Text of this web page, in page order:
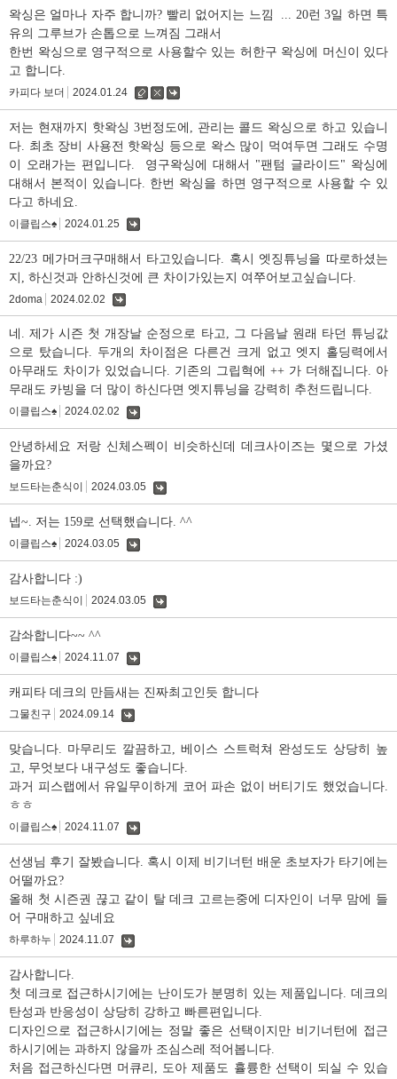
왁싱은 얼마나 자주 합니까? 빨리 없어지는 느낌 ... 20런 3일 하면 특
유의 그루브가 손톱으로 느껴짐 그래서
한번 왁싱으로 영구적으로 사용할수 있는 허한구 왁싱에 머신이 있다
고 합니다.
카피다 보더 2024.01.24
수
삭
저는 현재까지 핫왁싱 3번정도에, 관리는 콜드 왁싱으로 하고 있습니
다. 최초 장비 사용전 핫왁싱 등으로 왁스 많이 먹여두면 그래도 수명
이 오래가는 편입니다. 영구왁싱에 대해서 "팬텀 글라이드" 왁싱에
대해서 본적이 있습니다. 한번 왁싱을 하면 영구적으로 사용할 수 있
다고 하네요.
이클립스♠ 2024.01.25
22/23 메가머크구매해서 타고있습니다. 혹시 엣징튜닝을 따로하셨는
지, 하신것과 안하신것에 큰 차이가있는지 여쭈어보고싶습니다.
2doma 2024.02.02
글
네. 제가 시즌 첫 개장날 순정으로 타고, 그 다음날 원래 타던 튜닝값
으로 탔습니다. 두개의 차이점은 다른건 크게 없고 엣지 홀딩력에서
아무래도 차이가 있었습니다. 기존의 그립혁에 ++ 가 더해집니다. 아
무래도 카빙을 더 많이 하신다면 엣지튜닝을 강력히 추천드립니다.
이클립스♠ 2024.02.02
안녕하세요 저랑 신체스펙이 비슷하신데 데크사이즈는 몇으로 가셨
을까요?
보드타는춘식이 2024.03.05
넵~. 저는 159로 선택했습니다. ^^
이클립스♠ 2024.03.05
감사합니다 :)
보드타는춘식이 2024.03.05
감솨합니다~~ ^^
이클립스♠ 2024.11.07
캐피타 데크의 만듬새는 진짜최고인듯 합니다
그물친구 2024.09.14
맞습니다. 마무리도 깔끔하고, 베이스 스트럭쳐 완성도도 상당히 높
고, 무엇보다 내구성도 좋습니다.
과거 피스랩에서 유일무이하게 코어 파손 없이 버티기도 했었습니다.
ㅎㅎ
이클립스♠ 2024.11.07
선생님 후기 잘봤습니다. 혹시 이제 비기너턴 배운 초보자가 타기에는
어떨까요?
올해 첫 시즌권 끊고 같이 탈 데크 고르는중에 디자인이 너무 맘에 들
어 구매하고 싶네요
하루하누 2024.11.07
감사합니다.
첫 데크로 접근하시기에는 난이도가 분명히 있는 제품입니다. 데크의
탄성과 반응성이 상당히 강하고 빠른편입니다.
디자인으로 접근하시기에는 정말 좋은 선택이지만 비기너턴에 접근
하시기에는 과하지 않을까 조심스레 적어봅니다.
처음 접근하신다면 머큐리, 도아 제품도 휼륭한 선택이 되실 수 있습